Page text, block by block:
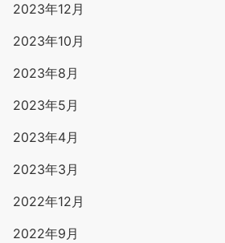
2023年12月
2023年10月
2023年8月
2023年5月
2023年4月
2023年3月
2022年12月
2022年9月